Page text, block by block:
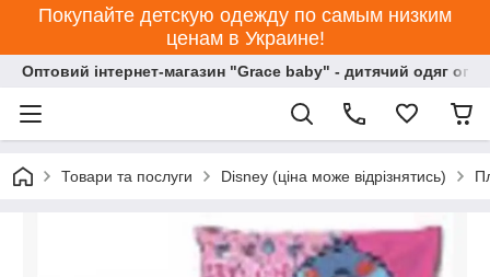
Покупайте детскую одежду по самым низким
ценам в Украине!
Оптовий інтернет-магазин "Grace baby" - дитячий одяг
Товари та послуги Disney (ціна може відрізнятись)